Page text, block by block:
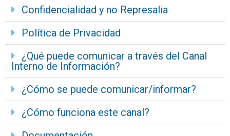
Confidencialidad y no Represalia
Política de Privacidad
¿Qué puede comunicar a través del Canal
Interno de Información?
¿Cómo se puede comunicar/informar?
¿Cómo funciona este canal?